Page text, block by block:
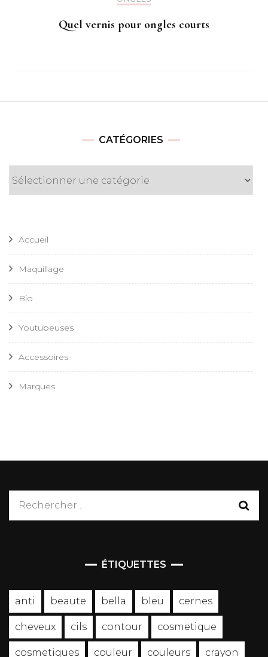
Quel vernis pour ongles courts
CATÉGORIES
Accueil
Maquillage
Bio
Youtubeuses
Accessoires
Marques
Rechercher :
ÉTIQUETTES
anti beaute bella bleu cernes
cheveux cils contour cosmetique
cosmetiques couleur couleurs crayon